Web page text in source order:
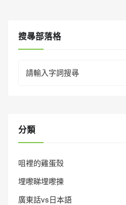
搜㝷部落格
for:
分類
咀裡的雞蛋殼
埋嚟睇埋嚟揀
廣東話vs日本語